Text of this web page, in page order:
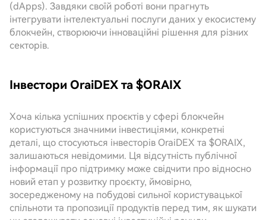
(dApps). Завдяки своїй роботі вони прагнуть
інтегрувати інтелектуальні послуги даних у екосистему
блокчейн, створюючи інноваційні рішення для різних
секторів.
Інвестори OraiDEX та $ORAIX
Хоча кілька успішних проєктів у сфері блокчейн
користуються значними інвестиціями, конкретні
деталі, що стосуються інвесторів OraiDEX та $ORAIX,
залишаються невідомими. Ця відсутність публічної
інформації про підтримку може свідчити про відносно
новий етап у розвитку проєкту, ймовірно,
зосередженому на побудові сильної користувацької
спільноти та пропозиції продуктів перед тим, як шукати